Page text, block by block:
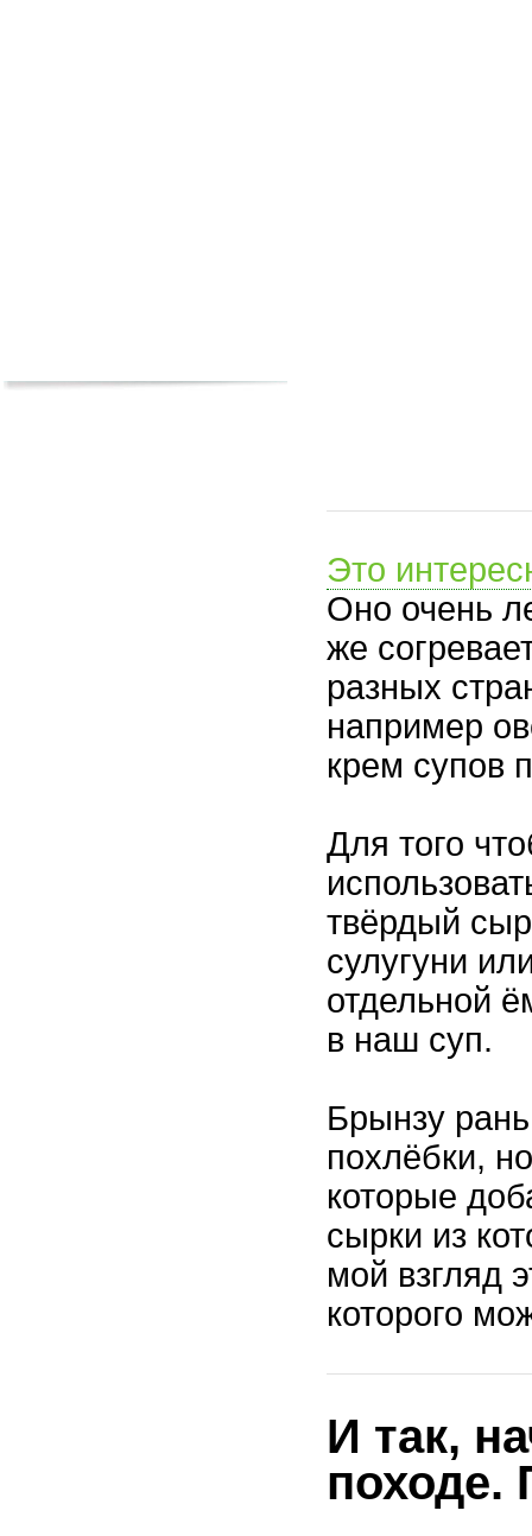
Это
Оно очень
же
разных
например
крем супов
Для того
твёрдый
сулугуни
отдельной
в наш суп.
Брынзу
похлёбки,
которые
сырки из
мой взгляд
которого
И так,
походе.